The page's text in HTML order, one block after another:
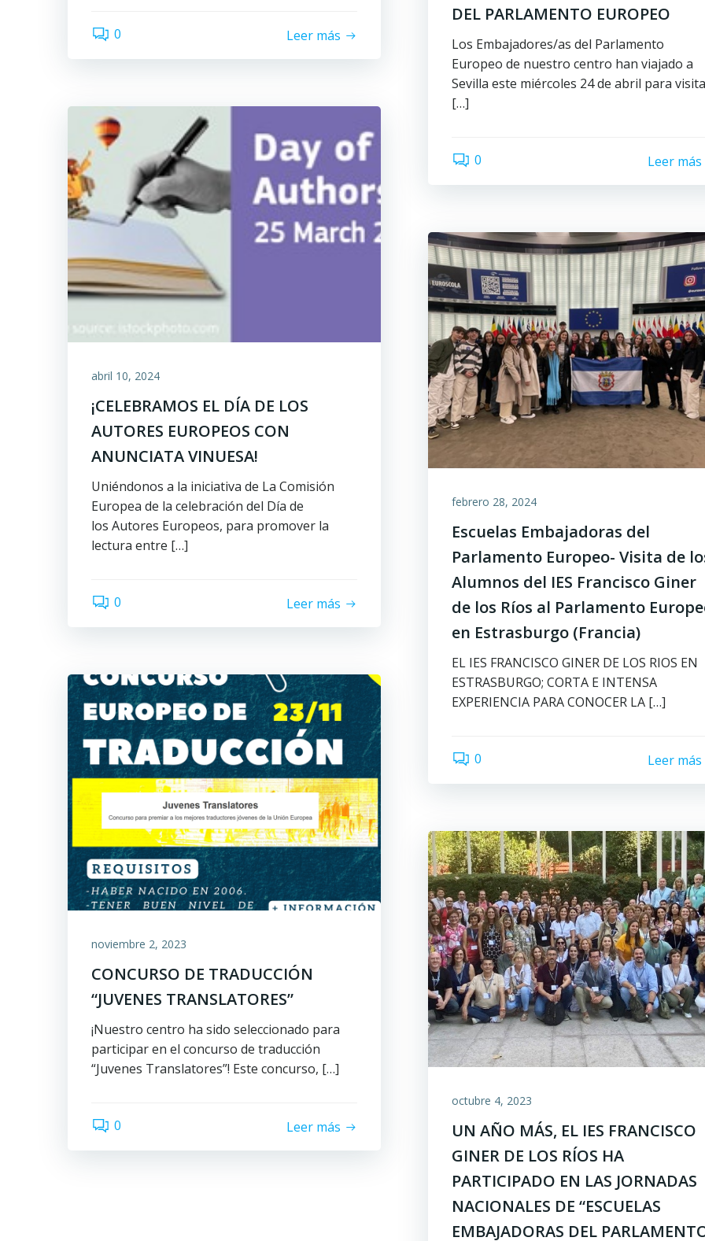
0 Leer más
DEL PARLAMENTO EUROPEO
Los Embajadores/as del Parlamento
Europeo de nuestro centro han viajado a
Sevilla este miércoles 24 de abril para
[…]
0 Leer más
abril 10, 2024
¡CELEBRAMOS EL DÍA DE LOS
AUTORES EUROPEOS CON
ANUNCIATA VINUESA!
Uniéndonos a la iniciativa de La Comisión
Europea de la celebración del Día de
los Autores Europeos, para promover la
lectura entre […]
0 Leer más
febrero 28, 2024
Escuelas Embajadoras del
Parlamento Europeo- Visita de
Alumnos del IES Francisco Giner
de los Ríos al Parlamento
en Estrasburgo (Francia)
EL IES FRANCISCO GINER DE LOS RIOS EN
ESTRASBURGO; CORTA E INTENSA
EXPERIENCIA PARA CONOCER LA […]
0 Leer más
noviembre 2, 2023
CONCURSO DE TRADUCCIÓN
“JUVENES TRANSLATORES”
¡Nuestro centro ha sido seleccionado para
participar en el concurso de traducción
“Juvenes Translatores”! Este concurso, […]
0 Leer más
octubre 4, 2023
UN AÑO MÁS, EL IES FRANCISCO
GINER DE LOS RÍOS HA
PARTICIPADO EN LAS JORNADAS
NACIONALES DE “ESCUELAS
EMBAJADORAS DEL